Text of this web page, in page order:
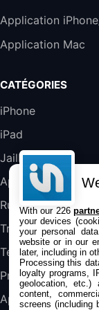
289,47€
Galaxy
Blanc
357,4€
Jeu
45,98€
Application
Application Mac
CATÉGORIES
iPhone
iPad
Jailbreak
Applications
Rumeurs
Trucs & astuces
Tests
Promos
Apple
With our 226
your devices
your personal
website or in our
later, including in
Processing this
loyalty programs,
geolocation, etc.)
content,
screens (including